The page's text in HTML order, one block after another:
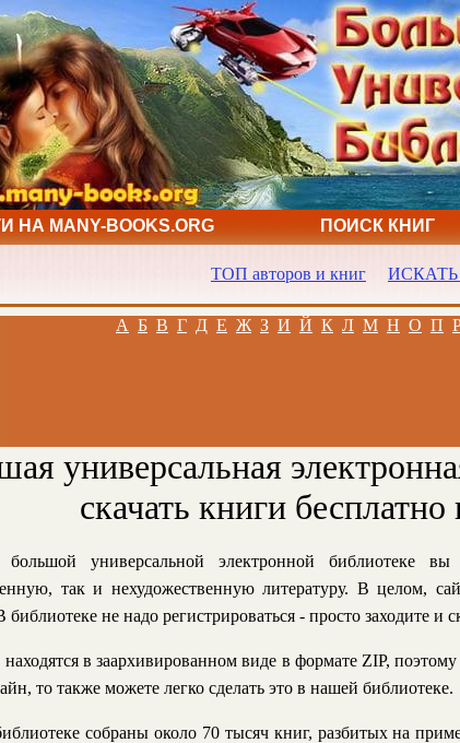
НА MANY-BOOKS.ORG ПОИСК КНИГ
ТОП авторов и книг
А Б В Г Д Е Ж З И Й К Л М Н О П
универсальная
скачать книги
универсальной электронной библиотеке
так и нехудожественную литературу. В целом,
не надо регистрироваться - просто заходите и
в заархивированном виде в формате ZIP,
то также можете легко сделать это в нашей библиотеке.
собраны около 70 тысяч книг, разбитых на